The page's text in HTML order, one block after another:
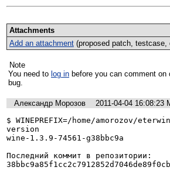
Attachments
Add an attachment(proposed patch, testcase,
Note
You need to log in
bug.
Александр Морозов
2011-04-04 16:08:23
$ WINEPREFIX=/home/amorozov/
version
wine-1.3.9-74561-g38bbc9a
Последний коммит в репозитории: